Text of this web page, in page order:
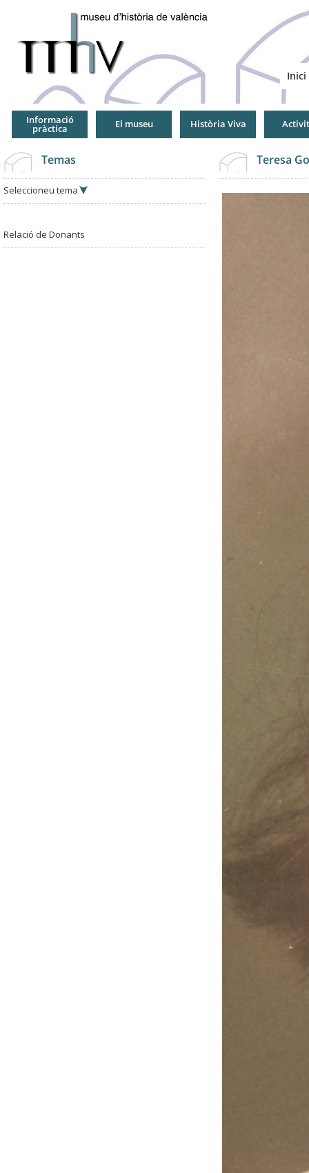
Inici
Informació
pràctica El museu Història Viva
Temas
Seleccioneu tema
Relació de Donants
Teresa